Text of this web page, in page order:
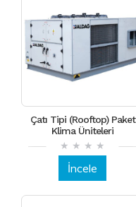
Çatı Tipi (Rooftop) Paket
Klima Üniteleri
İncele